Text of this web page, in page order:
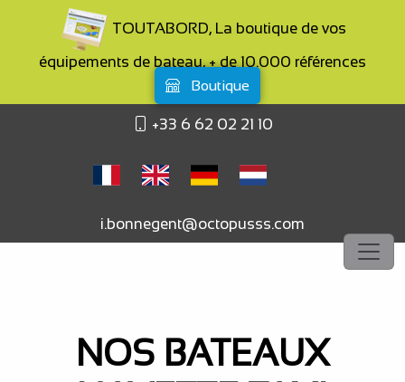
TOUTABORD, La boutique de vos
équipements de bateau, + de 10.000 références
Boutique
+33 6 62 02 21 10
i.bonnegent@octopusss.com
NOS BATEAUX